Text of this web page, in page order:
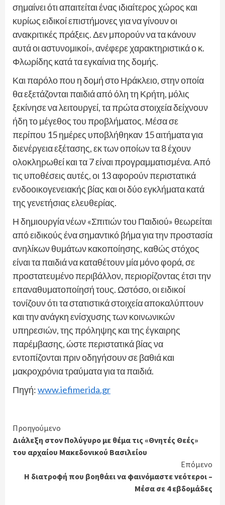
σημαίνει ότι απαιτείται ένας ιδιαίτερος χώρος και
κυρίως ειδικοί επιστήμονες για να γίνουν οι
ανακριτικές πράξεις. Δεν μπορούν να τα κάνουν
αυτά οι αστυνομικοί», ανέφερε χαρακτηριστικά ο κ.
Φλωρίδης κατά τα εγκαίνια της δομής.
Και παρόλο που η δομή στο Ηράκλειο, στην οποία
θα εξετάζονται παιδιά από όλη τη Κρήτη, μόλις
ξεκίνησε να λειτουργεί, τα πρώτα στοιχεία δείχνουν
ήδη το μέγεθος του προβλήματος. Μέσα σε
περίπου 15 ημέρες υποβλήθηκαν 15 αιτήματα για
διενέργεια εξέτασης, εκ των οποίων τα 8 έχουν
ολοκληρωθεί και τα 7 είναι προγραμματισμένα. Από
τις υποθέσεις αυτές, οι 13 αφορούν περιστατικά
ενδοοικογενειακής βίας και οι δύο εγκλήματα κατά
της γενετήσιας ελευθερίας.
Η δημιουργία νέων «Σπιτιών του Παιδιού» θεωρείται
από ειδικούς ένα σημαντικό βήμα για την προστασία
ανηλίκων θυμάτων κακοποίησης, καθώς στόχος
είναι τα παιδιά να καταθέτουν μία μόνο φορά, σε
προστατευμένο περιβάλλον, περιορίζοντας έτσι την
επαναθυματοποίησή τους. Ωστόσο, οι ειδικοί
τονίζουν ότι τα στατιστικά στοιχεία αποκαλύπτουν
και την ανάγκη ενίσχυσης των κοινωνικών
υπηρεσιών, της πρόληψης και της έγκαιρης
παρέμβασης, ώστε περιστατικά βίας να
εντοπίζονται πριν οδηγήσουν σε βαθιά και
μακροχρόνια τραύματα για τα παιδιά.
Πηγή:www.iefimerida.gr
Continue
Reading
Προηγούμενο
Διάλεξη στον Πολύγυρο με θέμα τις «Θνητές Θεές»
του αρχαίου Μακεδονικού Βασιλείου
Επόμενο
Η διατροφή που βοηθάει να φαινόμαστε νεότεροι –
Μέσα σε 4 εβδομάδες